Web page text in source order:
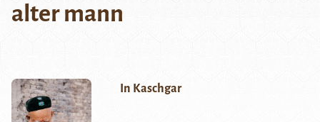
alter mann
In Kaschgar